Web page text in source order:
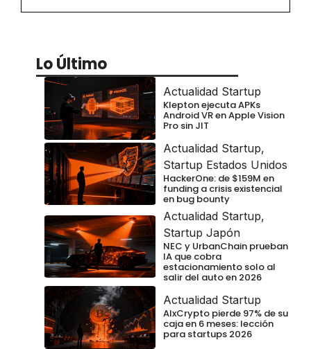
Lo Último
Actualidad Startup
Klepton ejecuta APKs
Android VR en Apple Vision
Pro sin JIT
Actualidad Startup,
Startup Estados Unidos
HackerOne: de $159M en
funding a crisis existencial
en bug bounty
Actualidad Startup,
Startup Japón
NEC y UrbanChain prueban
IA que cobra
estacionamiento solo al
salir del auto en 2026
Actualidad Startup
AIxCrypto pierde 97% de su
caja en 6 meses: lección
para startups 2026